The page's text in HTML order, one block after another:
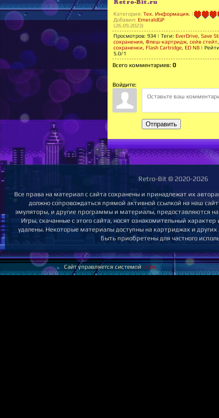
Retro-Bit.ru
Категория: Тех. Информация. |
Добавил: EmeraldGP
(26.09.2023)
Просмотров: 934 | Теги: EverDrive, Save
сохранения, Флеш-картридж, сейв стейт,
сохраненки, Flash Cartridge, ED N8 |
5.0/1
Всего комментариев: 0
Войдите:
Отправить
Retro-Bit © 2020-2026
Все права на материал с сайта сохранены и принадлежат их
должно сопровождаться прямой активной ссылкой на наш
эмуляторы, и другие программы и материалы, предоставляются
Игры, скачанные с этого сайта, носят ознакомительный
удалены. Некоторые материалы доступны на картриджах и других
быть приобретены для частного
Сайт управляется системой uCoz